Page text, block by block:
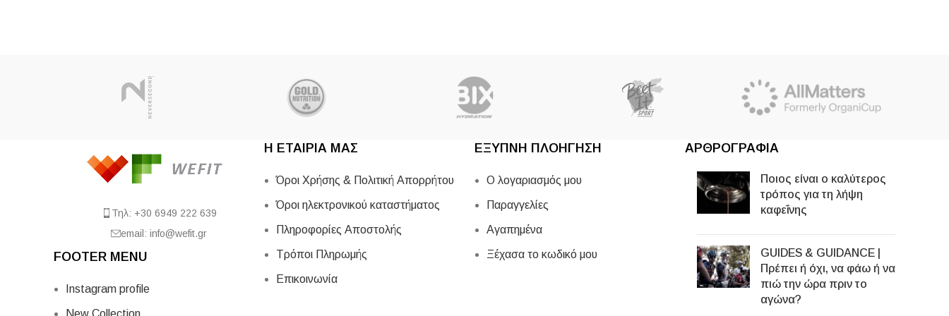
Τηλ: +30 6949 222 639
email: info@wefit.gr
FOOTER MENU
Instagram profile
Η ΕΤΑΙΡΙΑ ΜΑΣ
Όροι Χρήσης & Πολιτική Απορρήτου
Όροι ηλεκτρονικού καταστήματος
Πληροφορίες Αποστολής
Τρόποι Πληρωμής
Επικοινωνία
ΕΞΥΠΝΗ ΠΛΟΗΓΗΣΗ
Ο λογαριασμός μου
Παραγγελίες
Αγαπημένα
Ξέχασα το κωδικό μου
ΑΡΘΡΟΓΡΑΦΙΑ
Ποιος είναι ο καλύτερος
τρόπος για τη λήψη
καφεΐνης
GUIDES & GUIDANCE |
Πρέπει ή όχι, να φάω ή να
πιώ την ώρα πριν το
αγώνα?